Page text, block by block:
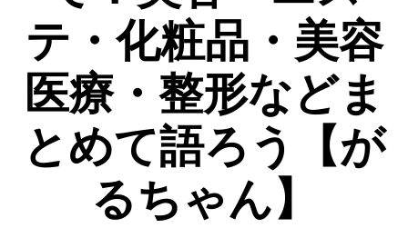
テ・化粧品・美容
医療・整形などま
とめて語ろう【が
るちゃん】